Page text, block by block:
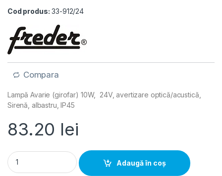
Cod produs: 33-912/24
Compara
Lampă Avarie (girofar) 10W, 24V, avertizare optică/acustică,
Sirenă, albastru, IP45
83.20 lei
Lampa Avarie (girofar) 10W, 24V, avertizare optica/
Adaugă în coș